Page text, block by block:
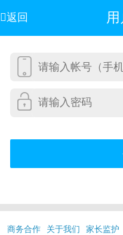
返回
商务合作 关于我们 家长监护